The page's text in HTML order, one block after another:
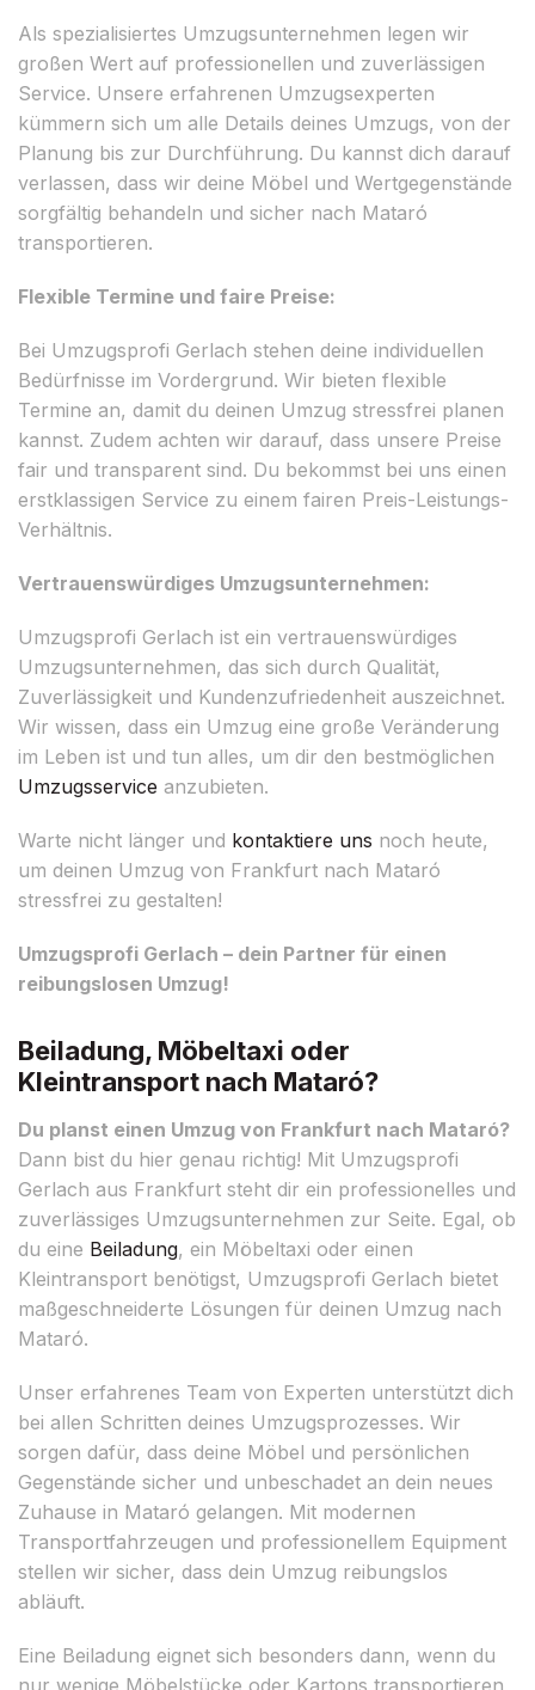
Als spezialisiertes Umzugsunternehmen legen wir
großen Wert auf professionellen und zuverlässigen
Service. Unsere erfahrenen Umzugsexperten
kümmern sich um alle Details deines Umzugs, von der
Planung bis zur Durchführung. Du kannst dich darauf
verlassen, dass wir deine Möbel und Wertgegenstände
sorgfältig behandeln und sicher nach Mataró
transportieren.
Flexible Termine und faire Preise:
Bei Umzugsprofi Gerlach stehen deine individuellen
Bedürfnisse im Vordergrund. Wir bieten flexible
Termine an, damit du deinen Umzug stressfrei planen
kannst. Zudem achten wir darauf, dass unsere Preise
fair und transparent sind. Du bekommst bei uns einen
erstklassigen Service zu einem fairen Preis-Leistungs-
Verhältnis.
Vertrauenswürdiges Umzugsunternehmen:
Umzugsprofi Gerlach ist ein vertrauenswürdiges
Umzugsunternehmen, das sich durch Qualität,
Zuverlässigkeit und Kundenzufriedenheit auszeichnet.
Wir wissen, dass ein Umzug eine große Veränderung
im Leben ist und tun alles, um dir den bestmöglichen
Umzugsservice anzubieten.
Warte nicht länger und kontaktiere uns noch heute,
um deinen Umzug von Frankfurt nach Mataró
stressfrei zu gestalten!
Umzugsprofi Gerlach – dein Partner für einen
reibungslosen Umzug!
Beiladung, Möbeltaxi oder
Kleintransport nach Mataró?
Du planst einen Umzug von Frankfurt nach Mataró?
Dann bist du hier genau richtig! Mit Umzugsprofi
Gerlach aus Frankfurt steht dir ein professionelles und
zuverlässiges Umzugsunternehmen zur Seite. Egal, ob
du eine Beiladung, ein Möbeltaxi oder einen
Kleintransport benötigst, Umzugsprofi Gerlach bietet
maßgeschneiderte Lösungen für deinen Umzug nach
Mataró.
Unser erfahrenes Team von Experten unterstützt dich
bei allen Schritten deines Umzugsprozesses. Wir
sorgen dafür, dass deine Möbel und persönlichen
Gegenstände sicher und unbeschadet an dein neues
Zuhause in Mataró gelangen. Mit modernen
Transportfahrzeugen und professionellem Equipment
stellen wir sicher, dass dein Umzug reibungslos
abläuft.
Eine Beiladung eignet sich besonders dann, wenn du
nur wenige Möbelstücke oder Kartons transportieren